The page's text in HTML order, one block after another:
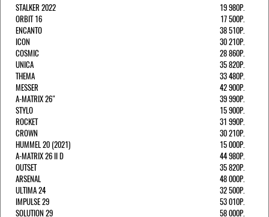
STALKER 2022
19 980Р.
ORBIT 16
17 500Р.
ENCANTO
38 510Р.
ICON
30 210Р.
COSMIC
28 860Р.
UNICA
35 820Р.
THEMA
33 480Р.
MESSER
42 900Р.
A-MATRIX 26"
39 990Р.
STYLO
15 900Р.
ROCKET
31 990Р.
CROWN
30 210Р.
HUMMEL 20 (2021)
15 000Р.
A-MATRIX 26 II D
44 980Р.
OUTSET
35 820Р.
ARSENAL
48 000Р.
ULTIMA 24
32 500Р.
IMPULSE 29
53 010Р.
SOLUTION 29
58 000Р.